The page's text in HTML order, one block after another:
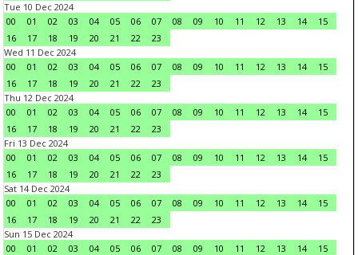
Tue 10 Dec 2024
00
01 02 03 04 05 06 07 08 09 10 11 12 13 14
15
16
17 18 19 20 21 22
23
Wed 11 Dec 2024
00
01 02 03 04 05 06 07 08 09 10 11 12 13 14
15
16
17 18 19 20 21 22
23
Thu 12 Dec 2024
00
01 02 03 04 05 06 07 08 09 10 11 12 13 14
15
16
17 18 19 20 21 22
23
Fri 13 Dec 2024
00
01 02 03 04 05 06 07 08 09 10 11 12 13 14
15
16
17 18 19 20 21 22
23
Sat 14 Dec 2024
00
01 02 03 04 05 06 07 08 09 10 11 12 13 14
15
16
17 18 19 20 21 22
23
Sun 15 Dec 2024
00
01 02 03 04 05 06 07 08 09 10 11 12 13 14
15